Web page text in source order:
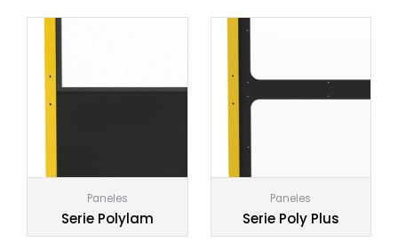
Paneles
Serie Polylam
Paneles
Serie Poly Plus